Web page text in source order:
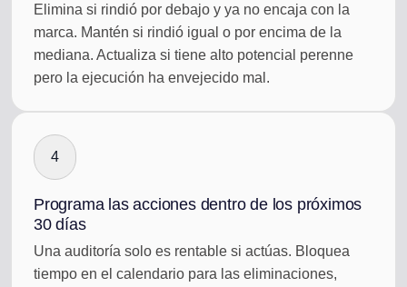
Elimina si rindió por debajo y ya no encaja con la
marca. Mantén si rindió igual o por encima de la
mediana. Actualiza si tiene alto potencial perenne
pero la ejecución ha envejecido mal.
4
Programa las acciones dentro de los próximos
30 días
Una auditoría solo es rentable si actúas. Bloquea
tiempo en el calendario para las eliminaciones,